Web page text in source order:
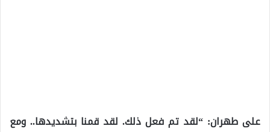
على طهران: “لقد تم فعل ذلك. لقد قمنا بتشديدها.. ومع